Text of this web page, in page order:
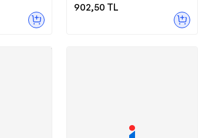
902,50 TL